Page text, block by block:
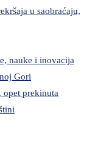
u saobraćaju,
nauke i inovacija
Gori
opet prekinuta